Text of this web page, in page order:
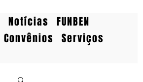
Notícias
FUNBEN
Convênios
Serviços